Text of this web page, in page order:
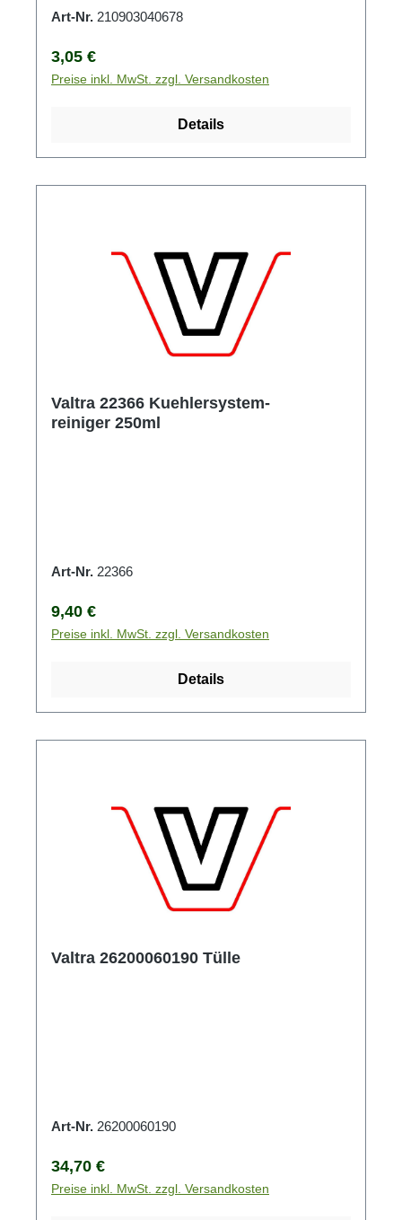
Art-Nr. 210903040678
Regulärer Preis:
3,05 €
Preise inkl. MwSt. zzgl. Versandkosten
Details
Valtra 22366 Kuehlersystem-
reiniger 250ml
Art-Nr. 22366
Regulärer Preis:
9,40 €
Preise inkl. MwSt. zzgl. Versandkosten
Details
Valtra 26200060190 Tülle
Art-Nr. 26200060190
Regulärer Preis:
34,70 €
Preise inkl. MwSt. zzgl. Versandkosten